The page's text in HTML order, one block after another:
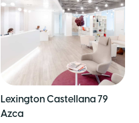
Lexington Castellana 79
Azca